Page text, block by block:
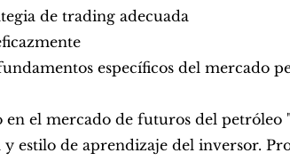
de trading adecuada
específicos del mercado
el mercado de futuros del petróleo
y estilo de aprendizaje del inversor.